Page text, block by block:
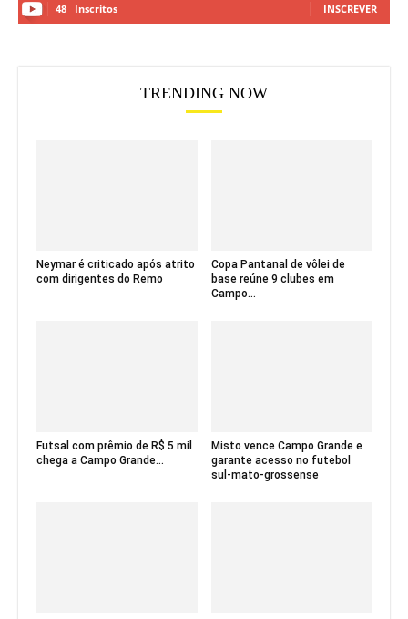
48 Inscritos INSCREVER
TRENDING NOW
Neymar é criticado após atrito
com dirigentes do Remo
Copa Pantanal de vôlei de
base reúne 9 clubes em
Campo...
Futsal com prêmio de R$ 5 mil
chega a Campo Grande...
Misto vence Campo Grande e
garante acesso no futebol
sul-mato-grossense